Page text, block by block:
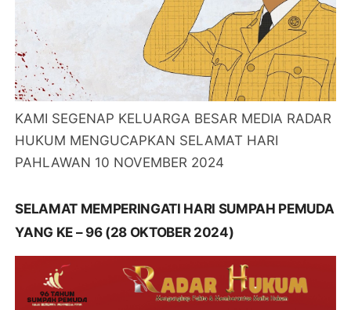
KAMI SEGENAP KELUARGA BESAR MEDIA RADAR
HUKUM MENGUCAPKAN SELAMAT HARI
PAHLAWAN 10 NOVEMBER 2024
SELAMAT MEMPERINGATI HARI SUMPAH PEMUDA
YANG KE – 96 (28 OKTOBER 2024)